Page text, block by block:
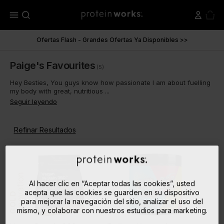
menu
Ofertas Flash - Grandes Ofertas Ya Disponibles >>
Paige's Favourites (5)
Hey Besties, You guys know how passionate I am about fuelling
my body with great, nutritious ...
Seguir leyendo
Refinar Resultados
Innovation Al hacer clic en “Aceptar todas las cookies”, usted
acepta que las cookies se guarden en su dispositivo
para mejorar la navegación del sitio, analizar el uso del
mismo, y colaborar con nuestros estudios para marketing.